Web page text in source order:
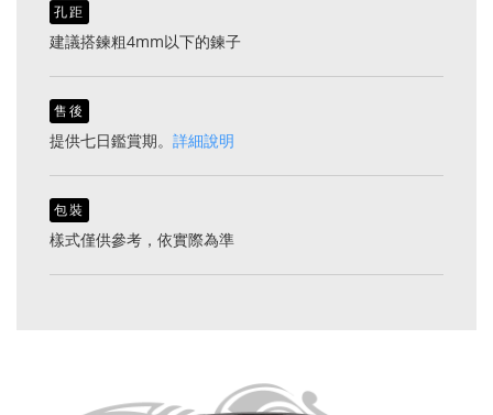
孔距
建議搭鍊粗4mm以下的鍊子
售後
提供七日鑑賞期。 詳細說明
包裝
樣式僅供參考，依實際為準